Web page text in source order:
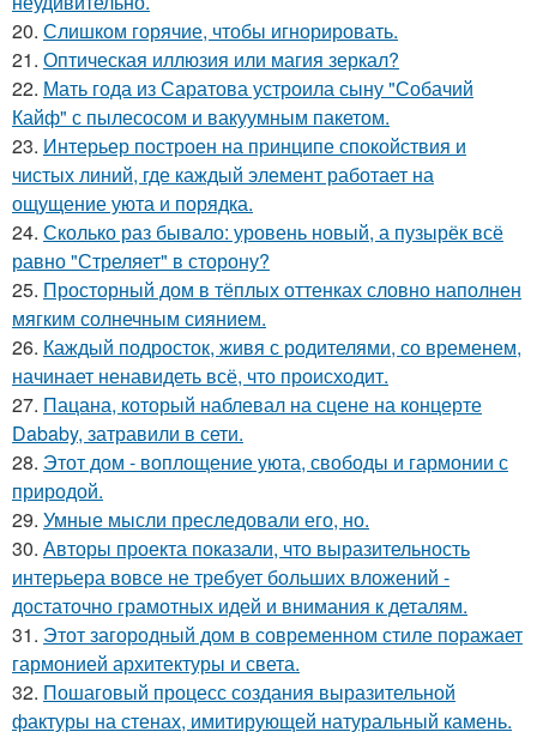
20. Слишком горячие, чтобы игнорировать.
21. Оптическая иллюзия или магия зеркал?
22. Мать года из Саратова устроила сыну "Собачий
Кайф" с пылесосом и вакуумным пакетом.
23. Интерьер построен на принципе спокойствия и
чистых линий, где каждый элемент работает на
ощущение уюта и порядка.
24. Сколько раз бывало: уровень новый, а пузырёк всё
равно "Стреляет" в сторону?
25. Просторный дом в тёплых оттенках словно наполнен
мягким солнечным сиянием.
26. Каждый подросток, живя с родителями, со временем,
начинает ненавидеть всё, что происходит.
27. Пацана, который наблевал на сцене на концерте
Dababy, затравили в сети.
28. Этот дом - воплощение уюта, свободы и гармонии с
природой.
29. Умные мысли преследовали его, но.
30. Авторы проекта показали, что выразительность
интерьера вовсе не требует больших вложений -
достаточно грамотных идей и внимания к деталям.
31. Этот загородный дом в современном стиле поражает
гармонией архитектуры и света.
32. Пошаговый процесс создания выразительной
фактуры на стенах, имитирующей натуральный камень.